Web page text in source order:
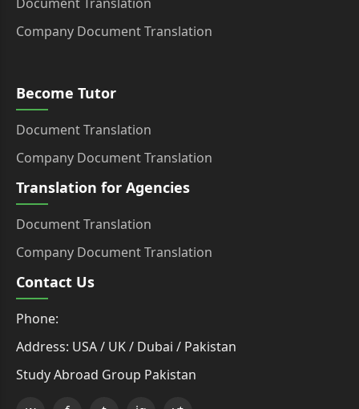
Company Document Translation
Become Tutor
Document Translation
Company Document Translation
Translation for Agencies
Document Translation
Company Document Translation
Contact Us
Phone:
Address: USA / UK / Dubai / Pakistan
Study Abroad Group Pakistan